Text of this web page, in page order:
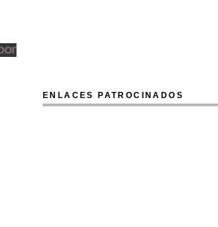
ENLACES PATROCINADOS